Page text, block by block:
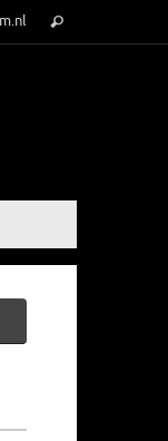
for:
Search